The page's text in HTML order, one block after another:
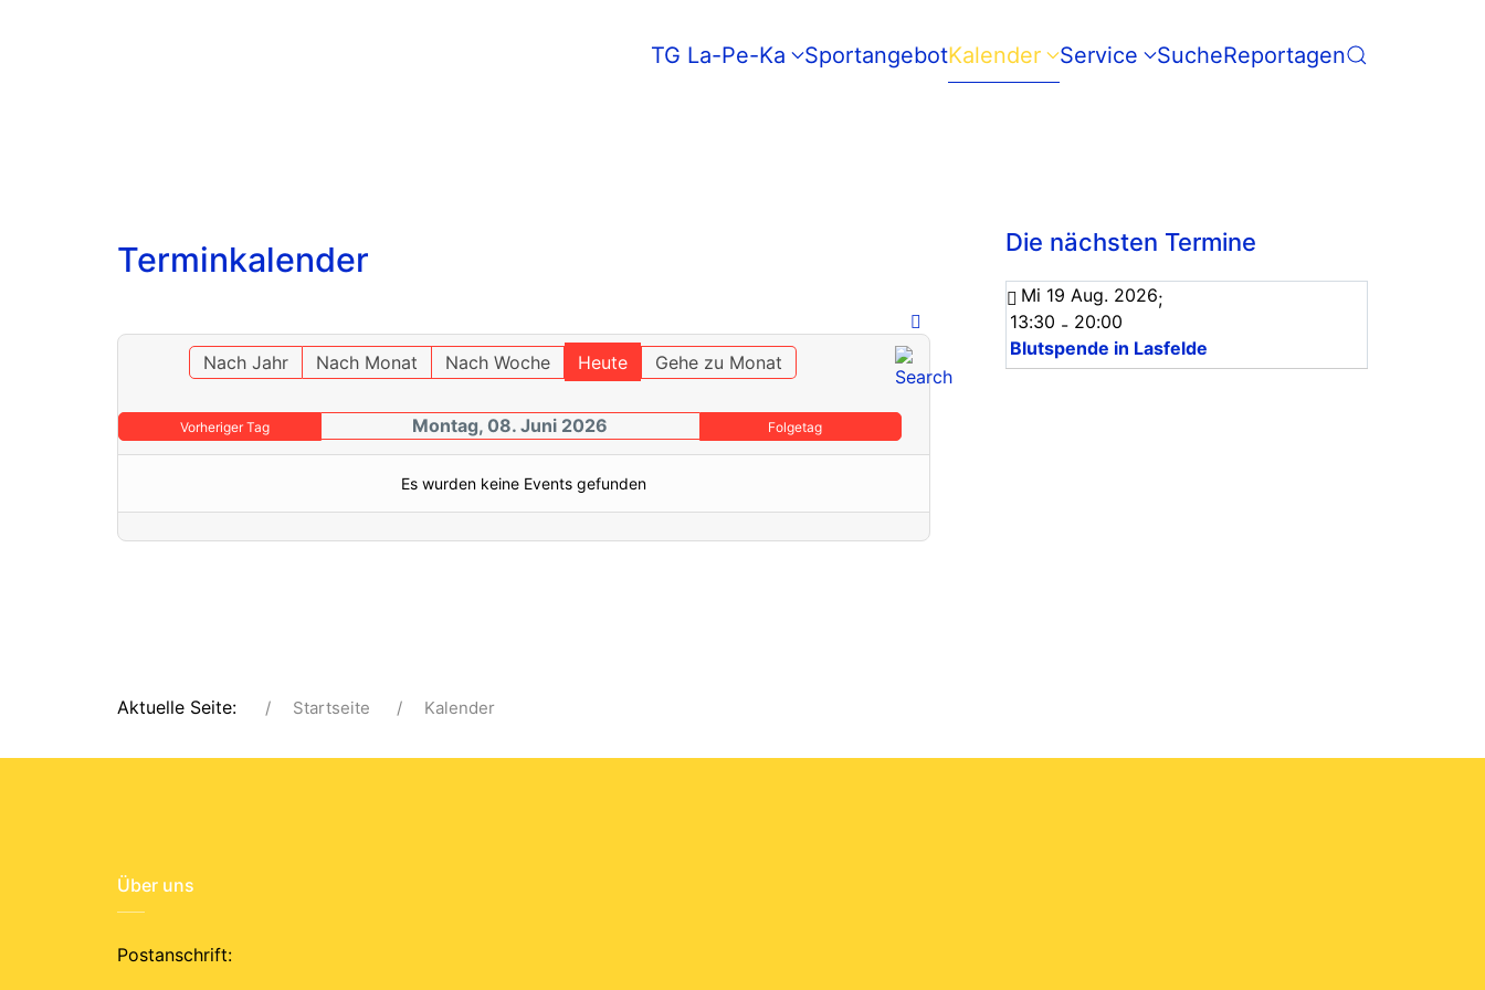
TG La-Pe-Ka SportangebotKalender Service SucheReportagen
Terminkalender
Nach Jahr Nach Monat Nach Woche Heute Gehe zu Monat
Vorheriger Tag Montag, 08. Juni 2026 Folgetag
Es wurden keine Events gefunden
Die nächsten Termine
Mi 19 Aug. 2026;
13:30 - 20:00
Blutspende in Lasfelde
Aktuelle Seite: Startseite Kalender
Über uns
Postanschrift: